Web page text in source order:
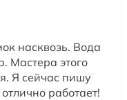
насквозь. Вода
Мастера этого
Я сейчас пишу
работает!